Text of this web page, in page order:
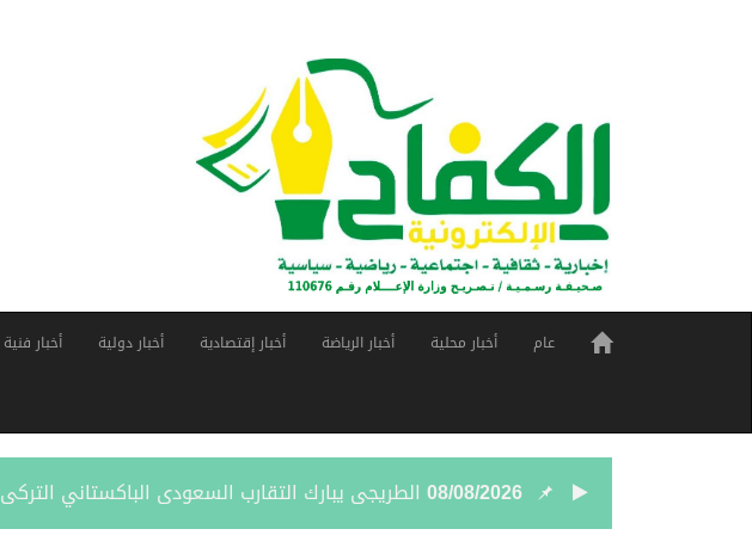
عام أخبار محلية أخبار الرياضة أخبار إقتصادية أخبار دولية أخبار فنية
08/08/2026 الطريجى يبارك التقارب السعودى الباكستاني التركى